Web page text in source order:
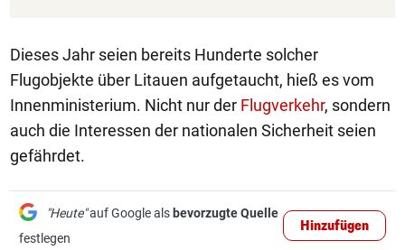
Dieses Jahr seien bereits Hunderte solcher
Flugobjekte über Litauen aufgetaucht, hieß es vom
Innenministerium. Nicht nur der Flugverkehr, sondern
auch die Interessen der nationalen Sicherheit seien
gefährdet.
"Heute"auf Google als bevorzugte Quelle
festlegen
Hinzufügen